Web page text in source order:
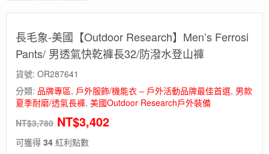
長毛象-美國【Outdoor Research】Men’s Ferrosi
Pants/ 男透氣快乾褲長32/防潑水登山褲
貨號: OR287641
分類: 品牌專區, 戶外服飾/機能衣 – 戶外活動品牌最佳首選, 男款
夏季耐磨/透氣長褲, 美國Outdoor Research戶外裝備
NT$3,780 NT$3,402
可獲得 34 紅利點數